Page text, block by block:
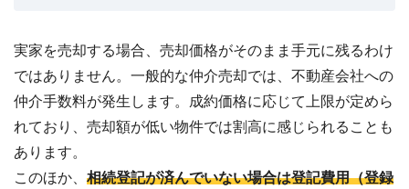
実家を売却する場合、売却価格がそのまま手元に残るわけ
ではありません。一般的な仲介売却では、不動産会社への
仲介手数料が発生します。成約価格に応じて上限が定めら
れており、売却額が低い物件では割高に感じられることも
あります。
このほか、 相続登記が済んでいない場合は登記費用（登録